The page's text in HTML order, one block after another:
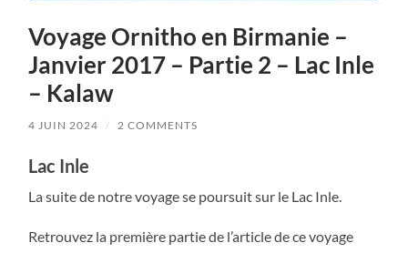
Voyage Ornitho en Birmanie –
Janvier 2017 – Partie 2 – Lac Inle
– Kalaw
4 JUIN 2024 / 2 COMMENTS
Lac Inle
La suite de notre voyage se poursuit sur le Lac Inle.
Retrouvez la première partie de l’article de ce voyage